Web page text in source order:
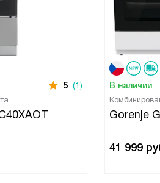
5 (1) В наличии
Gorenje
41 999